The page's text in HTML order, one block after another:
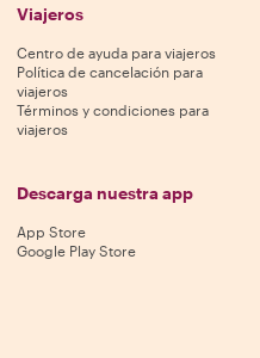
Viajeros
Centro de ayuda para viajeros
Política de cancelación para
viajeros
Términos y condiciones para
viajeros
Descarga nuestra app
App Store
Google Play Store